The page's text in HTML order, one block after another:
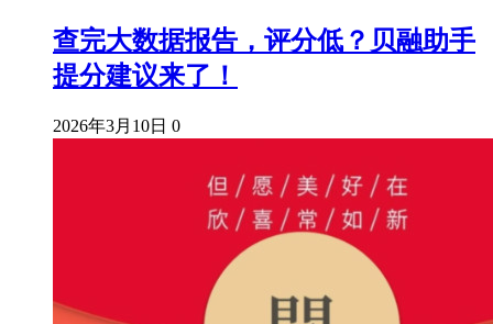
查完大数据报告，评分低？贝融助手
提分建议来了！
2026年3月10日 0